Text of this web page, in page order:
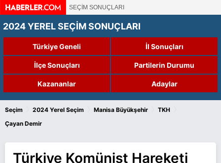
SEÇİM SONUÇLARI
2024 YEREL SEÇİM SONUÇLARI
Türkiye Geneli İl Sonuçları
İlçe Sonuçları Partilerin Durumu
Kazananlar Adaylar
Seçim 2024 Yerel Seçim Manisa Büyükşehir TKH
Çayan Demir
Türkiye Komünist Hareketi